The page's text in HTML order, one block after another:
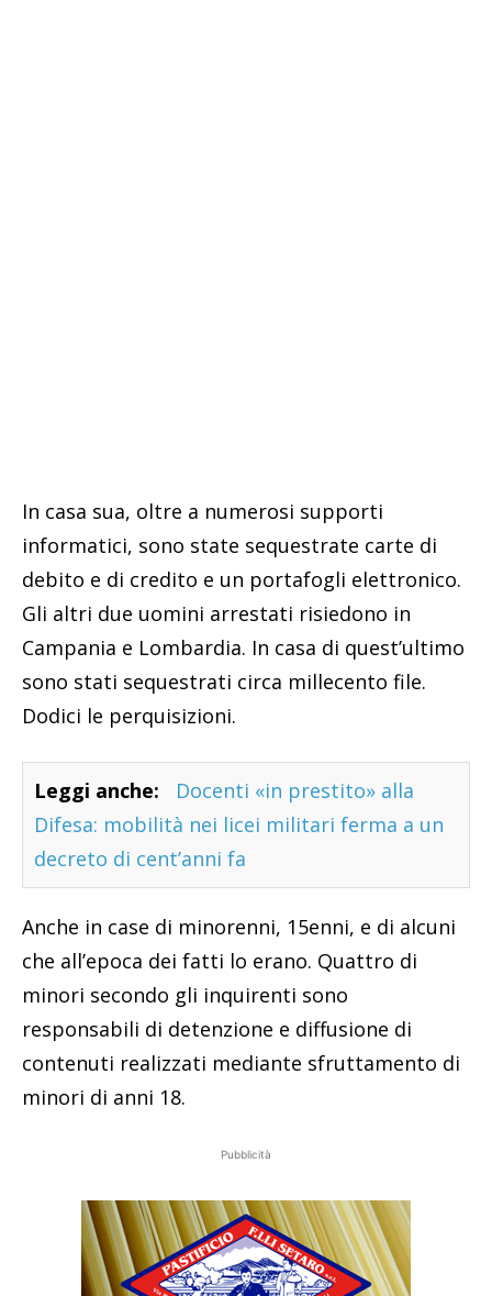
In casa sua, oltre a numerosi supporti
informatici, sono state sequestrate carte di
debito e di credito e un portafogli elettronico.
Gli altri due uomini arrestati risiedono in
Campania e Lombardia. In casa di quest’ultimo
sono stati sequestrati circa millecento file.
Dodici le perquisizioni.
Leggi anche:
Docenti «in prestito» alla
Difesa: mobilità nei licei militari ferma a un
decreto di cent’anni fa
Anche in case di minorenni, 15enni, e di alcuni
che all’epoca dei fatti lo erano. Quattro di
minori secondo gli inquirenti sono
responsabili di detenzione e diffusione di
contenuti realizzati mediante sfruttamento di
minori di anni 18.
Pubblicità